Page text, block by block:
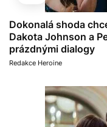
Dokonalá shoda
Dakota Johnson a
prázdnými dialogy
Redakce Heroine